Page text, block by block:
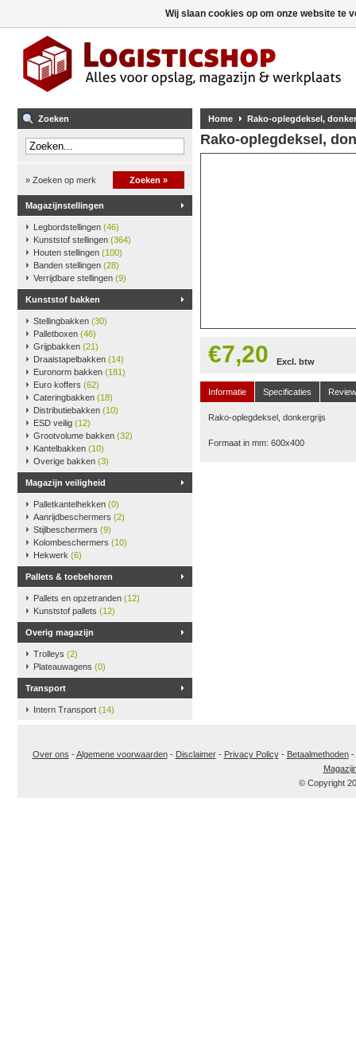
Zoeken
» Zoeken op merk Zoeken »
Magazijnstellingen
Legbordstellingen (46)
Kunststof stellingen (364)
Houten stellingen (100)
Banden stellingen (28)
Verrijdbare stellingen (9)
Kunststof bakken
Stellingbakken (30)
Palletboxen (46)
Grijpbakken (21)
Draaistapelbakken (14)
Euronorm bakken (181)
Euro koffers (62)
Cateringbakken (18)
Distributiebakken (10)
ESD veilig (12)
Grootvolume bakken (32)
Kantelbakken (10)
Overige bakken (3)
Magazijn veiligheid
Palletkantelhekken (0)
Aanrijdbeschermers (2)
Stijlbeschermers (9)
Kolombeschermers (10)
Hekwerk (6)
Pallets & toebehoren
Pallets en opzetranden (12)
Kunststof pallets (12)
Overig magazijn
Trolleys (2)
Plateauwagens (0)
Transport
Intern Transport (14)
Home Rako-oplegdeksel,
Rako-oplegdeksel,
€7,20 Excl. btw
Informatie Specificaties
Rako-oplegdeksel, donkergrijs
Formaat in mm: 600x400
Over ons -Algemene voorwaarden- Disclaimer- Privacy Policy- Betaalmethoden-
© Copyright
Wij slaan cookies op om onze website te